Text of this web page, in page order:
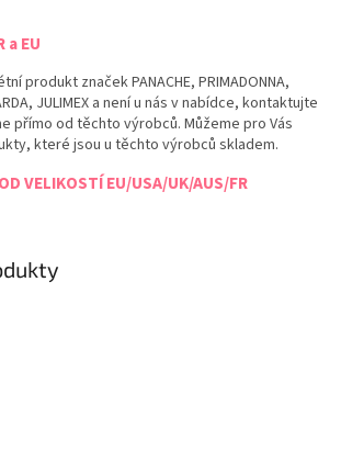
a EU
produkt značek PANACHE, PRIMADONNA,
JULIMEX a není u nás v nabídce, kontaktujte
přímo od těchto výrobců. Můžeme pro Vás
které jsou u těchto výrobců skladem.
VELIKOSTÍ EU/USA/UK/AUS/FR